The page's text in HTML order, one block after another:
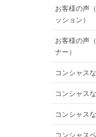
お客様の声
ッション）
お客様の声
ナー）
コンシャス
コンシャス
コンシャス
コンシャス